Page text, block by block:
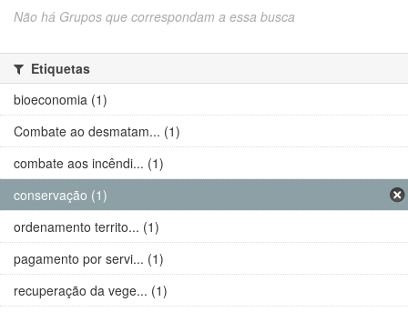
Não há Grupos que correspondam a essa busca
Etiquetas
bioeconomia (1)
Combate ao desmatam... (1)
combate aos incêndi... (1)
conservação (1)
ordenamento territo... (1)
pagamento por servi... (1)
recuperação da vege... (1)